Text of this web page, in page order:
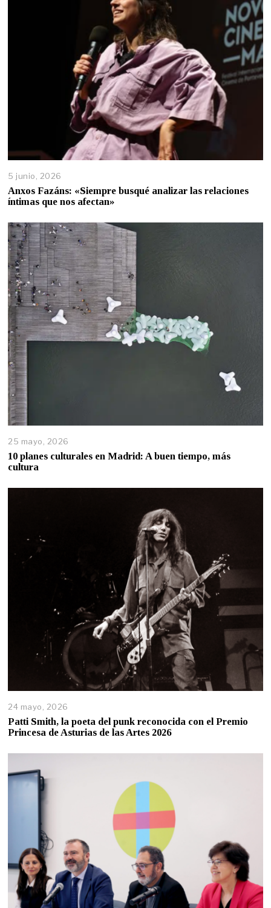
5 junio, 2026
Anxos Fazáns: «Siempre busqué analizar las relaciones
íntimas que nos afectan»
25 mayo, 2026
10 planes culturales en Madrid: A buen tiempo, más
cultura
24 mayo, 2026
Patti Smith, la poeta del punk reconocida con el Premio
Princesa de Asturias de las Artes 2026